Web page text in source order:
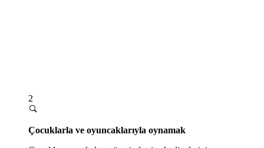
2
Çocuklarla ve oyuncaklarıyla oynamak